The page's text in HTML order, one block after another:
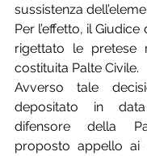
sussistenza
Per l’effetto, il
rigettato le pretese
costituita Palte Civile.
Avverso tale
depositato in
difensore della
proposto appello ai